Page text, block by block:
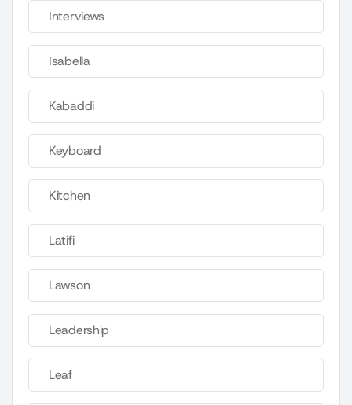
Interviews
Isabella
Kabaddi
Keyboard
Kitchen
Latifi
Lawson
Leadership
Leaf